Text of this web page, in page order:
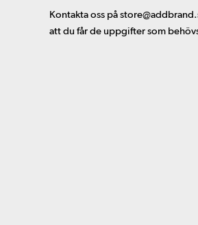
Kontakta oss på
att du får de uppgifter som